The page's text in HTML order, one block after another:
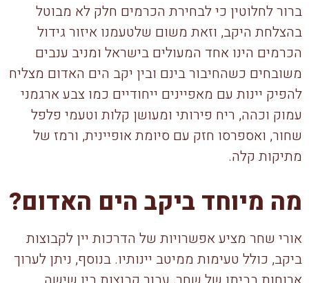
ברור לחלוטין כי לבחירת הכרמים חלק לא מבוטל
בהצלחת היקב, וזאת משום שלטעמנו איזור גידול
הכרמים הינו אחד המעולים בישראל ומניב ענבים
משובחים כשהחיבור בינם ובין יקב הים האדום מצליח
להפיק יינות עם מאפיינים ייחודיים כמו צבע ארגמני
עמוק וכהה, ריח פירותי ומעושן קלות וטעמי פלפל
שחור, ואספרסו חזק עם סיומת אופיינית, ורמז של
מתיקות קלה.
מה מיוחד ביקב הים האדום?
אורי שחר מציע אפשרויות של הדרכות יין לקבוצות
ביקב, כולל טעימות ממיטב יינותיו. בנוסף, ניתן לערוך